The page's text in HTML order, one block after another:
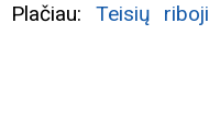
Teisių